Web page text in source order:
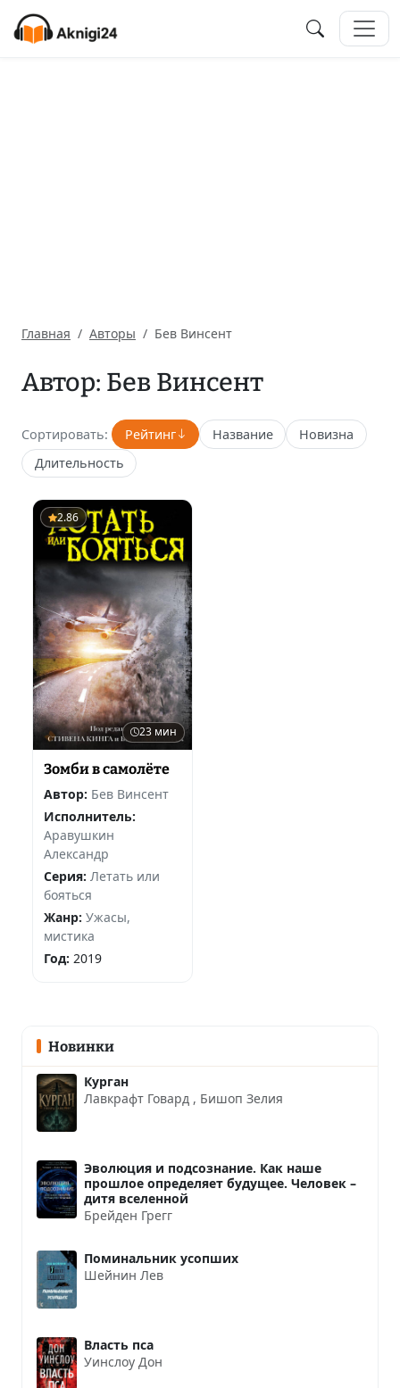
Главная Авторы Бев Винсент
Автор: Бев Винсент
Сортировать: Рейтинг Название
Новизна
Длительность
2.86
23 мин
Зомби в самолёте
Автор: Бев Винсент
Исполнитель:
Аравушкин
Александр
Серия: Летать или
бояться
Жанр: Ужасы,
мистика
Год: 2019
Новинки
Курган
Лавкрафт Говард , Бишоп Зелия
Эволюция и подсознание. Как наше
прошлое определяет будущее. Человек –
дитя вселенной
Брейден Грегг
Поминальник усопших
Шейнин Лев
Власть пса
Уинслоу Дон